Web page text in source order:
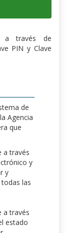
a través de
PIN y Clave
de
Agencia
que
a través
y
y
las
a través
estado